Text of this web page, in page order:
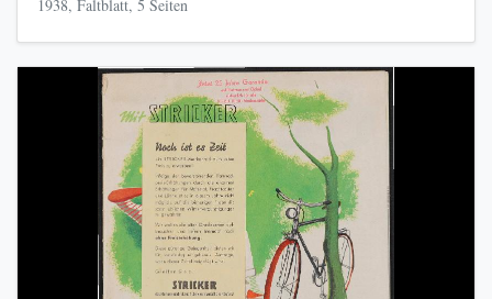
1938, Faltblatt, 5 Seiten